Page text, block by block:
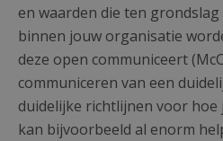
en waarden die ten
binnen jouw organisatie
deze open communiceert
communiceren van een
duidelijke richtlijnen voor
kan bijvoorbeeld al enorm